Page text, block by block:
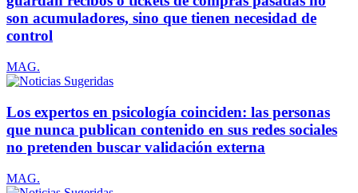
son acumuladores, sino que tienen necesidad de
control
MAG.
Los expertos en psicología coinciden: las personas
que nunca publican contenido en sus redes sociales
no pretenden buscar validación externa
MAG.